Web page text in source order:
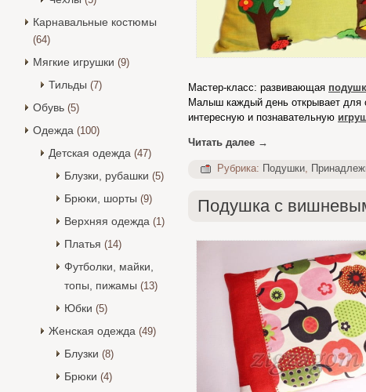
Карнавальные костюмы
(64)
Мягкие игрушки (9)
Тильды (7)
Обувь (5)
Одежда (100)
Детская одежда (47)
Блузки, рубашки (5)
Брюки, шорты (9)
Верхняя одежда (1)
Платья (14)
Футболки, майки,
топы, пижамы (13)
Юбки (5)
Женская одежда (49)
Блузки (8)
Брюки (4)
Мастер-класс: развивающая
Малыш каждый день открывает для
интересную и познавательную
Читать далее →
Рубрика: Подушки,
Подушка с